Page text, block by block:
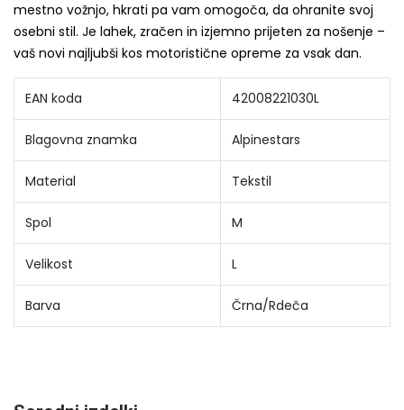
mestno vožnjo, hkrati pa vam omogoča, da ohranite svoj
osebni stil. Je lahek, zračen in izjemno prijeten za nošenje –
vaš novi najljubši kos motoristične opreme za vsak dan.
EAN koda 42008221030L
Blagovna znamka Alpinestars
Material Tekstil
Spol M
Velikost L
Barva Črna/Rdeča